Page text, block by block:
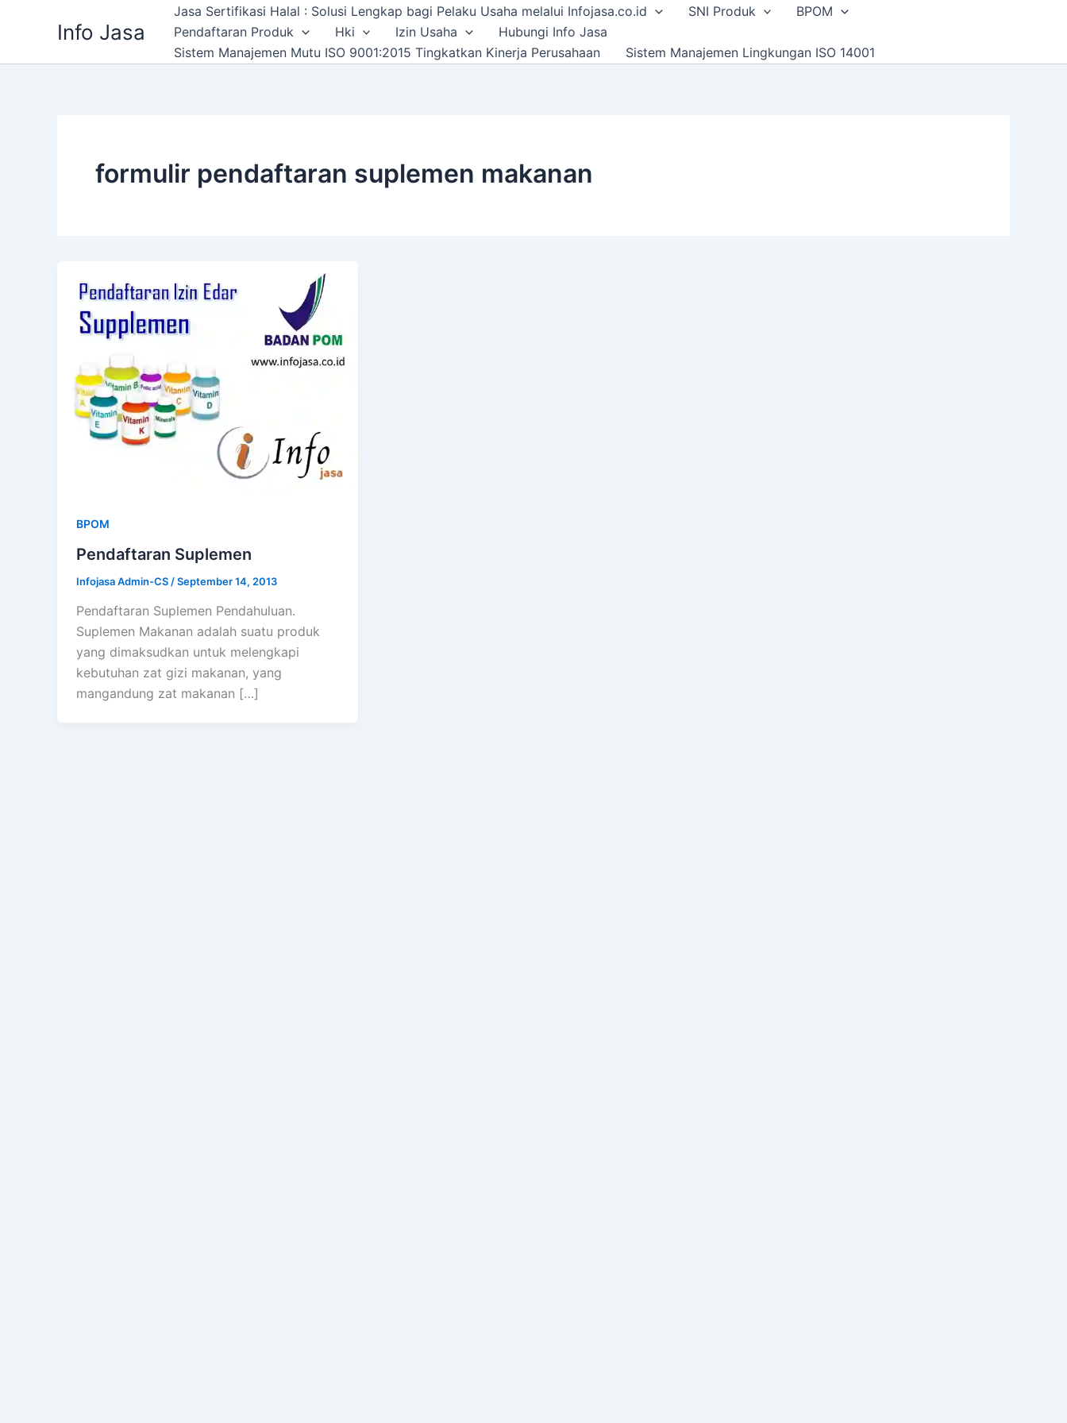
Info Jasa
Jasa Sertifikasi Halal : Solusi Lengkap bagi Pelaku Usaha melalui Infojasa.co.id SNI Produk
BPOM
Pendaftaran Produk
Hki Izin Usaha
Hubungi Info Jasa
Sistem Manajemen Mutu ISO 9001:2015 Tingkatkan Kinerja Perusahaan
Sistem Manajemen Lingkungan ISO 14001
formulir pendaftaran suplemen makanan
BPOM
Pendaftaran Suplemen
Infojasa Admin-CS /September 14, 2013
Pendaftaran Suplemen Pendahuluan.
Suplemen Makanan adalah suatu produk
yang dimaksudkan untuk melengkapi
kebutuhan zat gizi makanan, yang
mangandung zat makanan […]